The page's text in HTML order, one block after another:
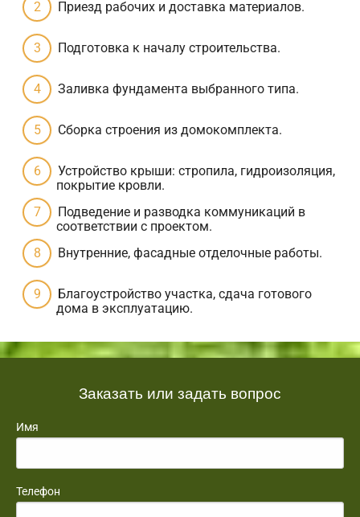
Приезд рабочих и доставка материалов.
Подготовка к началу строительства.
Заливка фундамента выбранного типа.
Сборка строения из домокомплекта.
Устройство крыши: стропила, гидроизоляция,
покрытие кровли.
Подведение и разводка коммуникаций в
соответствии с проектом.
Внутренние, фасадные отделочные работы.
Благоустройство участка, сдача готового
дома в эксплуатацию.
Заказать или задать вопрос
Имя
Телефон